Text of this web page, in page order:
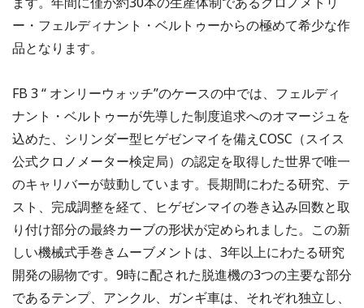
ー・フェルディナント・ベルトゥーからの極めて希少な作
品となります。
FB 3 “ オンリーウォッチ”のケースの中では、フェルディ
ナント・ベルトゥーが先導した制度追求へのオマージュを
込めた、シリンダー型ヒゲゼンマイを備えCOSC（スイス
公式クロノメーター検定局）の認定を取得した世界で唯一
のキャリバーが鼓動しています。長期間にわたる研究、テ
スト、完成調整を経て、ヒゲゼンマイの巻き込み回数と取
り付け部分の最終カーブの形状が定められました。この新
しい機械式手巻きムーブメントは、3年以上にわたる研究
開発の賜物です。9時に配された脱進機の3つの主要な部分
であるテンプ、アンクル、ガンギ車は、それぞれ独立し、